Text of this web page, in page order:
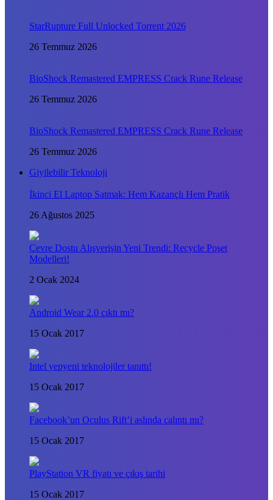
StarRupture Full Unlocked Torrent 2026
26 Temmuz 2026
BioShock Remastered EMPRESS Crack Rune Release
26 Temmuz 2026
BioShock Remastered EMPRESS Crack Rune Release
26 Temmuz 2026
Giyilebilir Teknoloji
İkinci El Laptop Satmak: Hem Kazançlı Hem Pratik
26 Ağustos 2025
Çevre Dostu Alışverişin Yeni Trendi: Recycle Poşet
Modelleri!
2 Ocak 2024
Android Wear 2.0 çıktı mı?
15 Ocak 2017
Intel yepyeni teknolojiler tanıttı!
15 Ocak 2017
Facebook’un Oculus Rift’i aslında çalıntı mı?
15 Ocak 2017
PlayStation VR fiyatı ve çıkış tarihi
15 Ocak 2017